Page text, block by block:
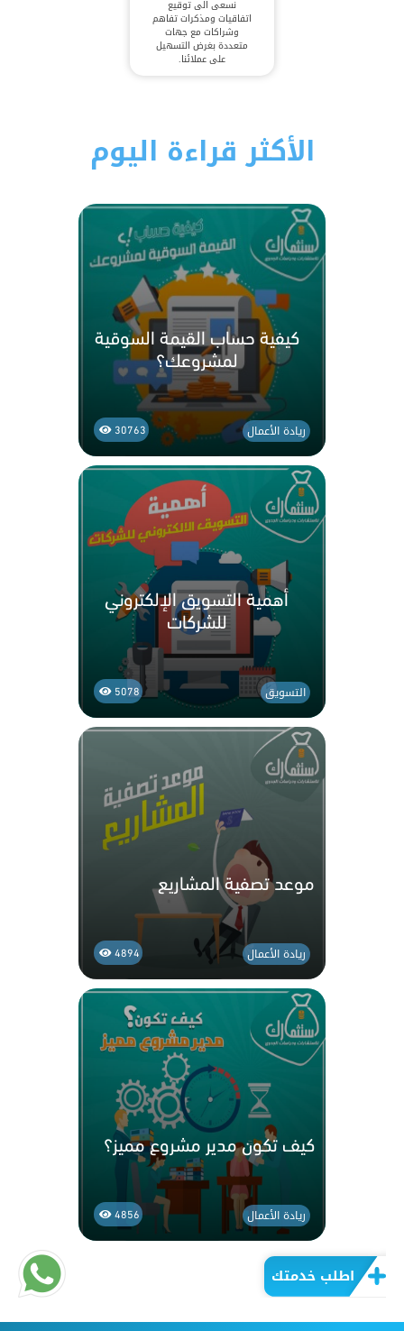
اطلب خدمتك
نسعى الى توقيع
اتفاقيات ومذكرات تفاهم
وشراكات مع جهات
متعددة بغرض التسهيل
على عملائنا.
الأكثر قراءة اليوم
كيفية حساب القيمة السوقية
لمشروعك؟
30763 ريادة الأعمال
أهمية التسويق الإلكتروني
للشركات
5078 التسويق
موعد تصفية المشاريع
4894 ريادة الأعمال
كيف تكون مدير مشروع مميز؟
4856 ريادة الأعمال